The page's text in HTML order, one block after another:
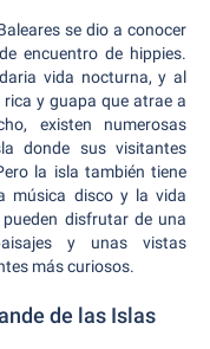
se dio a conocer
encuentro de hippies.
vida nocturna, y al
y guapa que atrae a
existen numerosas
donde sus visitantes
la isla también tiene
música disco y la vida
disfrutar de una
y unas vistas
más curiosos.
de las Islas